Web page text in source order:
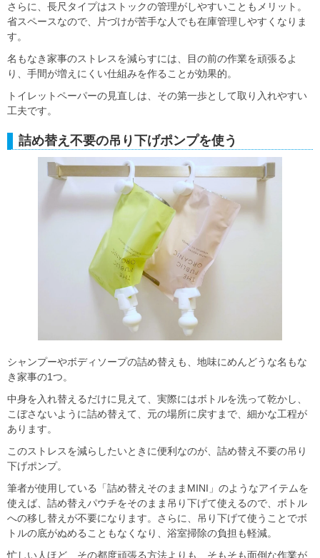
さらに、長尺タイプはストックの管理がしやすいこともメリット。
省スペースなので、片づけが苦手な人でも在庫管理しやすくなりま
す。
名もなき家事のストレスを減らすには、
目の前の作業を頑張るよ
り、手間が増えにくい仕組みを作る ことが効果的。
トイレットペーパーの見直しは、その第一歩として取り入れやすい
工夫です。
詰め替え不要の吊り下げポンプを使う
シャンプーやボディソープの詰め替えも、地味にめんどうな名もな
き家事の1つ。
中身を入れ替えるだけに見えて、実際にはボトルを洗って乾かし、
こぼさないように詰め替えて、元の場所に戻すまで、細かな工程が
あります。
このストレスを減らしたいときに便利なのが、詰め替え不要の吊り
下げポンプ。
筆者が使用している「詰め替えそのままMINI」のようなアイテムを
使えば、詰め替えパウチをそのまま吊り下げて使えるので、ボトル
への移し替えが不要になります。さらに、吊り下げて使うことでボ
トルの底がぬめることもなくなり、浴室掃除の負担も軽減。
忙しい人ほど、 その都度頑張る方法よりも、そもそも面倒な作業が